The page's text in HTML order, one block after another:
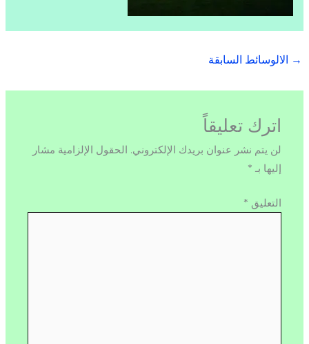
→ الالوسائط السابقة
اترك تعليقاً
لن يتم نشر عنوان بريدك الإلكتروني. الحقول الإلزامية مشار
إليها بـ *
التعليق *